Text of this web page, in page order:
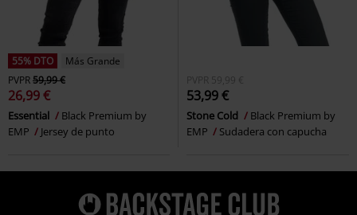
55% DTO
Más Grande
PVPR59,99 €
26,99 €
Essential
Black Premium by
EMP
Jersey de punto
PVPR 59,99 €
53,99 €
Stone Cold
Black Premium by
EMP
Sudadera con capucha